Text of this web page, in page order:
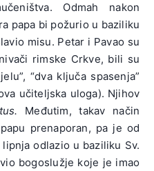
Odmah nakon
papa bi požurio u baziliku
misu. Petar i Pavao su
rimske Crkve, bili su
“dva ključa spasenja”
učiteljska uloga). Njihov
Međutim, takav način
prenaporan, pa je od
odlazio u baziliku Sv.
bogoslužje koje je imao